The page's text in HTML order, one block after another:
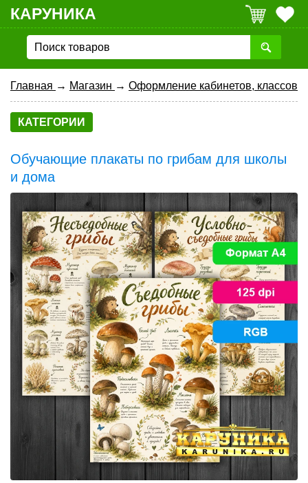
КАРУНИКА
Главная → Магазин → Оформление кабинетов, классов
КАТЕГОРИИ
Обучающие плакаты по грибам для школы
и дома